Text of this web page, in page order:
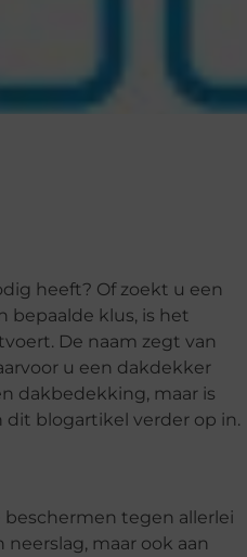
heeft? Of zoekt u een
bepaalde klus, is het
De naam zegt van
u een dakdekker
dakbedekking, maar is
dit blogartikel verder op in.
tegen allerlei
maar ook aan